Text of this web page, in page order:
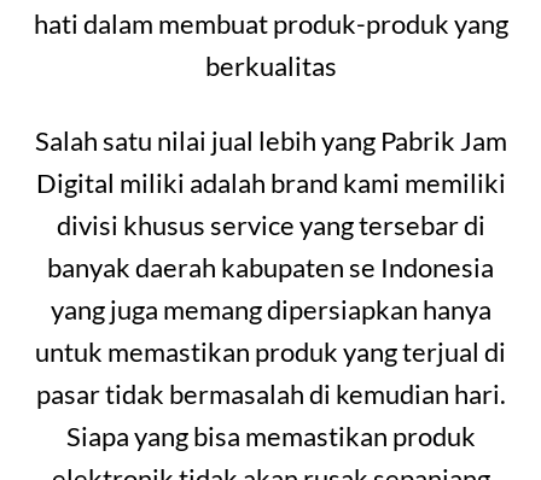
hati dalam membuat produk-produk yang
berkualitas
Salah satu nilai jual lebih yang Pabrik Jam
Digital miliki adalah brand kami memiliki
divisi khusus service yang tersebar di
banyak daerah kabupaten se Indonesia
yang juga memang dipersiapkan hanya
untuk memastikan produk yang terjual di
pasar tidak bermasalah di kemudian hari.
Siapa yang bisa memastikan produk